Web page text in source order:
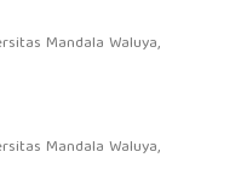
Mandala Waluya,
Mandala Waluya,